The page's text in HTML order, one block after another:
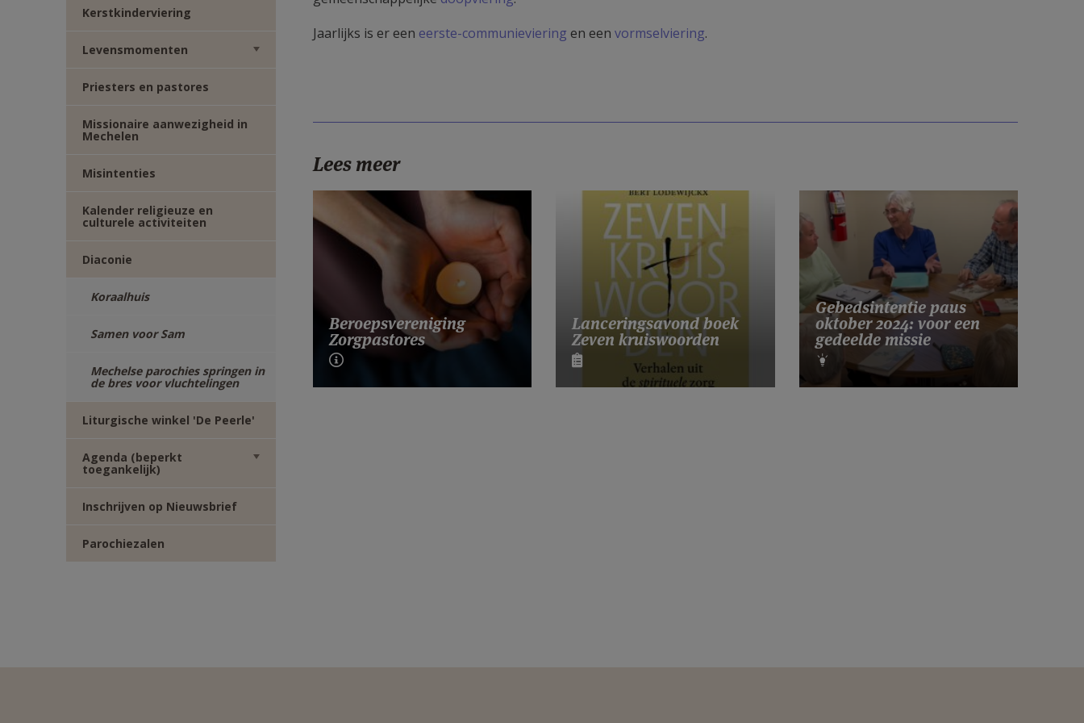
Kerstkinderviering
Levensmomenten
Priesters en pastores
Missionaire aanwezigheid in
Mechelen
Misintenties
Kalender religieuze en
culturele activiteiten
Diaconie
Koraalhuis
Samen voor Sam
Mechelse parochies springen in
de bres voor vluchtelingen
Liturgische winkel 'De Peerle'
Agenda (beperkt
toegankelijk)
Inschrijven op Nieuwsbrief
Parochiezalen
Jaarlijks is er een eerste-communieviering en eenvormselviering.
Lees meer
Beroepsvereniging
Zorgpastores
Lanceringsavond boek
Zeven kruiswoorden
Gebedsintentie paus
oktober 2024: voor een
gedeelde missie